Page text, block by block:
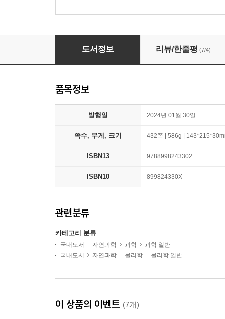
태양을 만드는 사람들 SunBuilders
도서정보 리뷰/한줄평 (7/4)
품목정보
발행일 2024년 01월 30일
쪽수, 무게, 크기 432쪽 | 586g |
ISBN13 9788998243302
ISBN10 899824330X
관련분류
카테고리 분류
국내도서 자연과학 과학
과학 일반
국내도서
자연과학 물리학 물리학 일반
이 상품의 이벤트 (7개)